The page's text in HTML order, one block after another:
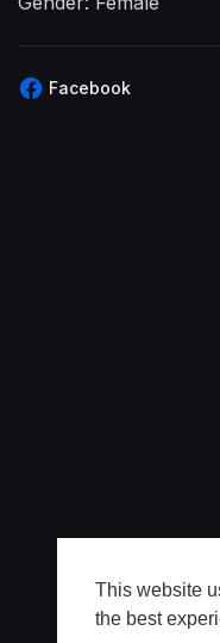
This website
the best
Facebook